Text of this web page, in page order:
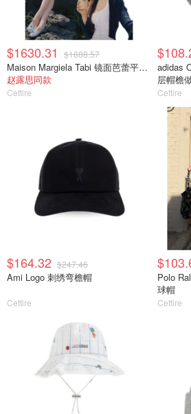
$1630.31 $1888.57
Maison Margiela Tabi 镜面芭蕾平底鞋
赵露思同款
Cettire
adidas
层帽檐
Cettire
$164.32 $247.46
Ami Logo 刺绣弯檐帽
Cettire
Polo
球帽
Cettire